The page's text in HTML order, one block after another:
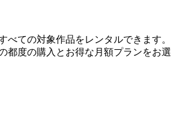
べての対象作品をレンタルできます。
都度の購入とお得な月額プランをお選